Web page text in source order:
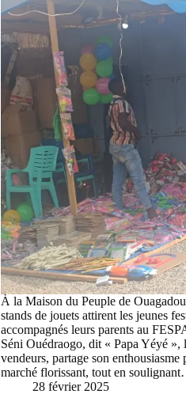
À la Maison du Peuple de
stands de jouets attirent les jeunes
accompagnés leurs parents au
Séni Ouédraogo, dit « Papa Yéyé »,
vendeurs, partage son enthousiasme
marché florissant, tout en
28 février 2025